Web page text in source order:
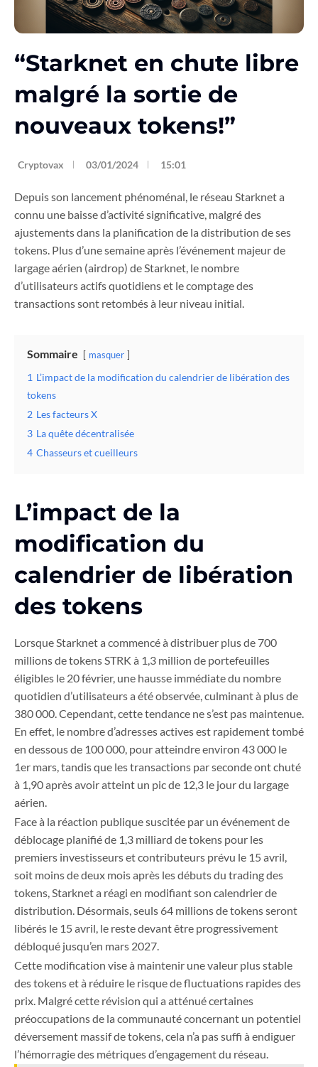
“Starknet en chute libre
malgré la sortie de
nouveaux tokens!”
Cryptovax 03/01/2024 15:01
Depuis son lancement phénoménal, le réseau Starknet a
connu une baisse d’activité significative, malgré des
ajustements dans la planification de la distribution de ses
tokens. Plus d’une semaine après l’événement majeur de
largage aérien (airdrop) de Starknet, le nombre
d’utilisateurs actifs quotidiens et le comptage des
transactions sont retombés à leur niveau initial.
Sommaire masquer
1 L’impact de la modification du calendrier de libération des
tokens
2 Les facteurs X
3 La quête décentralisée
4 Chasseurs et cueilleurs
L’impact de la
modification du
calendrier de libération
des tokens
Lorsque Starknet a commencé à distribuer plus de 700
millions de tokens STRK à 1,3 million de portefeuilles
éligibles le 20 février, une hausse immédiate du nombre
quotidien d’utilisateurs a été observée, culminant à plus de
380 000. Cependant, cette tendance ne s’est pas maintenue.
En effet, le nombre d’adresses actives est rapidement tombé
en dessous de 100 000, pour atteindre environ 43 000 le
1er mars, tandis que les transactions par seconde ont chuté
à 1,90 après avoir atteint un pic de 12,3 le jour du largage
aérien.
Face à la réaction publique suscitée par un événement de
déblocage planifié de 1,3 milliard de tokens pour les
premiers investisseurs et contributeurs prévu le 15 avril,
soit moins de deux mois après les débuts du trading des
tokens, Starknet a réagi en modifiant son calendrier de
distribution. Désormais, seuls 64 millions de tokens seront
libérés le 15 avril, le reste devant être progressivement
débloqué jusqu’en mars 2027.
Cette modification vise à maintenir une valeur plus stable
des tokens et à réduire le risque de fluctuations rapides des
prix. Malgré cette révision qui a atténué certaines
préoccupations de la communauté concernant un potentiel
déversement massif de tokens, cela n’a pas suffi à endiguer
l’hémorragie des métriques d’engagement du réseau.